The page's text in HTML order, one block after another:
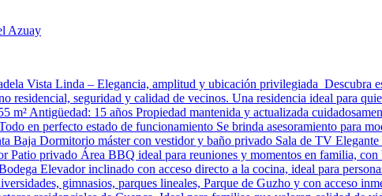
Azuay
Vista Linda – Elegancia, amplitud y ubicación privilegiada Descubra
residencial, seguridad y calidad de vecinos. Una residencia ideal para
m² Antigüedad: 15 años Propiedad mantenida y actualizada
en perfecto estado de funcionamiento Se brinda asesoramiento para
Baja Dormitorio máster con vestidor y baño privado Sala de TV
Patio privado Área BBQ ideal para reuniones y momentos en familia,
Elevador inclinado con acceso directo a la cocina, ideal para
gimnasios, parques lineales, Parque de Guzho y con acceso